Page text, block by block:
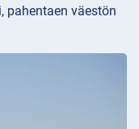
pahentaen väestön